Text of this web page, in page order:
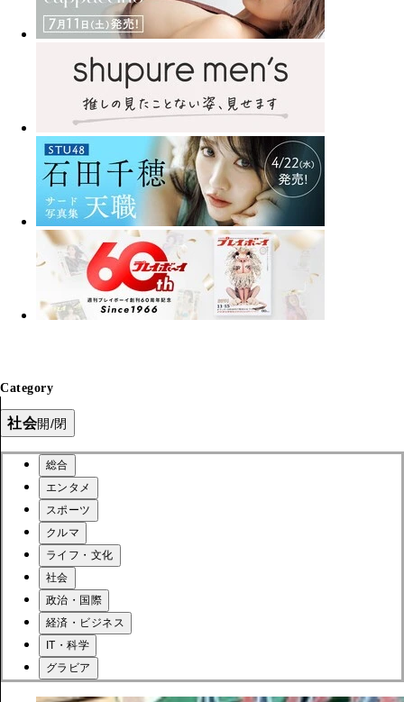
Category
社会開/閉
総合
エンタメ
スポーツ
クルマ
ライフ・文化
社会
政治・国際
経済・ビジネス
IT・科学
グラビア